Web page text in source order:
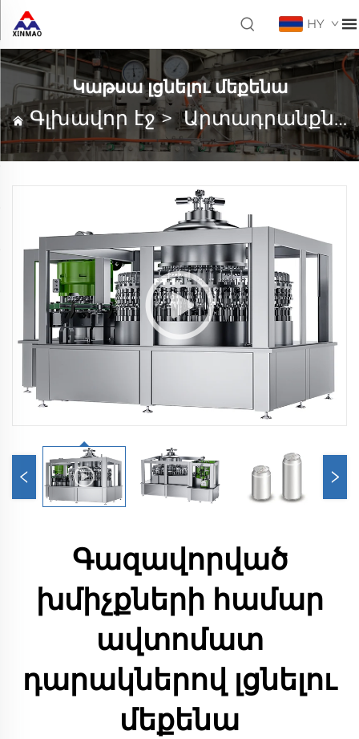
HY
Կաթսա լցնելու մեքենա
Գլխավոր էջ>Արտադրանքներ
Գազավորված
խմիչքների համար
ավտոմատ
դարակներով լցնելու
մեքենա